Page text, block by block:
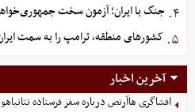
۴. جنگ با ایران؛ آزمون سخت
۵. کشورهای منطقه، ترامپ را به سمت
آخرین اخبار
افشاگری هاآرتص درباره سفر فرستاده نتانیاهو